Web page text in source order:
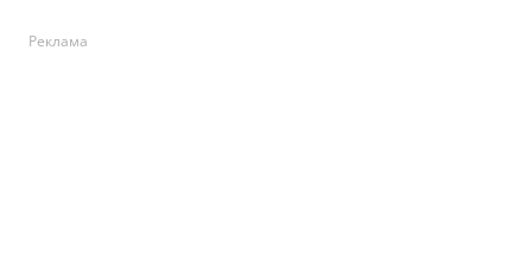
Реклама